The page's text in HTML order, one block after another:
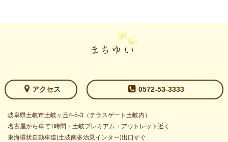
アクセス 0572-53-3333
岐阜県土岐市土岐ヶ丘4-5-3（テラスゲート土岐内）
名古屋から車で1時間・土岐プレミアム・アウトレット近く
東海環状自動車道(土岐南多治見インター)出口すぐ